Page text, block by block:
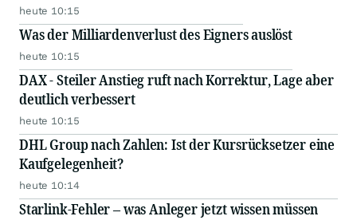
heute 10:15
Was der Milliardenverlust des Eigners auslöst
heute 10:15
DAX - Steiler Anstieg ruft nach Korrektur, Lage aber
deutlich verbessert
heute 10:15
DHL Group nach Zahlen: Ist der Kursrücksetzer eine
Kaufgelegenheit?
heute 10:14
Starlink-Fehler – was Anleger jetzt wissen müssen